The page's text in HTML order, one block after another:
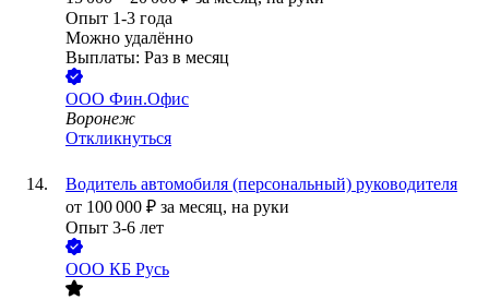
Опыт 1-3 года
Можно удалённо
Выплаты: Раз в месяц
ООО Фин.Офис
Воронеж
Откликнуться
Водитель автомобиля (персональный) руководителя
от 100 000 ₽ за месяц, на руки
Опыт 3-6 лет
ООО КБ Русь